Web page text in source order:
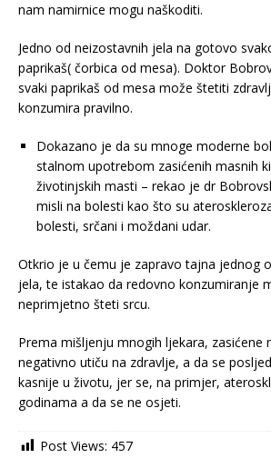
nam namirnice mogu naškoditi.
Jedno od neizostavnih jela na gotovo
paprikaš( čorbica od mesa). Doktor
svaki paprikaš od mesa može štetiti
konzumira pravilno.
Dokazano je da su mnoge moderne
stalnom upotrebom zasićenih masnih
životinjskih masti – rekao je dr
misli na bolesti kao što su
bolesti, srčani i moždani udar.
Otkrio je u čemu je zapravo tajna jednog
jela, te istakao da redovno konzumiranje
neprimjetno šteti srcu.
Prema mišljenju mnogih ljekara, zasićene
negativno utiču na zdravlje, a da se
kasnije u životu, jer se, na primjer,
godinama a da se ne osjeti.
Post Views: 457